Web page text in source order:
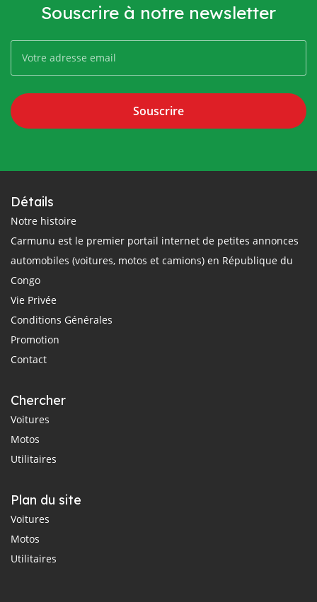
Souscrire à notre newsletter
Souscrire
Détails
Notre histoire
Carmunu est le premier portail internet de petites annonces
automobiles (voitures, motos et camions) en République du
Congo
Vie Privée
Conditions Générales
Promotion
Contact
Chercher
Voitures
Motos
Utilitaires
Plan du site
Voitures
Motos
Utilitaires